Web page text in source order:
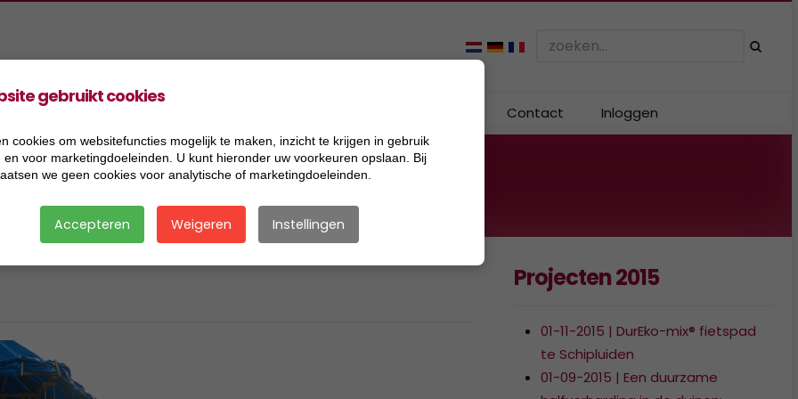
Aannemingen BV
Handel BV
Research BV
Transport BV
2026
2025
2024
2023
Acceptatiecriteria
Algemene voorwaarden
Certificaat BRL 2506
Certificaat BRL 9321
Contact Inloggen
Projecten 2015
01-11-2015 | DurEko-mix® fietspad
te Schipluiden
01-09-2015 | Een duurzame
gebruikt cookies
cookies om websitefuncties mogelijk te maken, inzicht te krijgen in gebruik
en voor marketingdoeleinden. U kunt hieronder uw voorkeuren opslaan. Bij
we geen cookies voor analytische of marketingdoeleinden.
Accepteren Weigeren Instellingen